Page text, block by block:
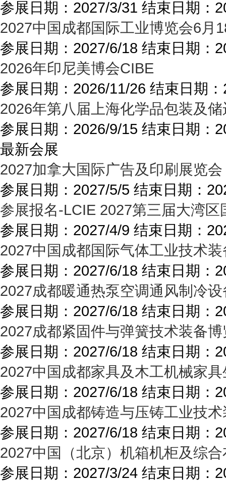
参展日期： 2027/3/31 结束日期：
2027中国成都国际工业博览会6月
参展日期： 2027/6/18 结束日期：
2026年印尼美博会CIBE
参展日期： 2026/11/26 结束日期：
2026年第八届上海化学品包装及
参展日期： 2026/9/15 结束日期：
最新会展
2027加拿大国际广告及印刷展览会
参展日期： 2027/5/5 结束日期：
参展报名-LCIE 2027第三届大湾
参展日期： 2027/4/9 结束日期：
2027中国成都国际气体工业技术
参展日期： 2027/6/18 结束日期：
2027成都暖通热泵空调通风制冷
参展日期： 2027/6/18 结束日期：
2027成都紧固件与弹簧技术装备
参展日期： 2027/6/18 结束日期：
2027中国成都家具及木工机械家
参展日期： 2027/6/18 结束日期：
2027中国成都铸造与压铸工业技
参展日期： 2027/6/18 结束日期：
2027中国（北京）机箱机柜及综
参展日期： 2027/3/24 结束日期：